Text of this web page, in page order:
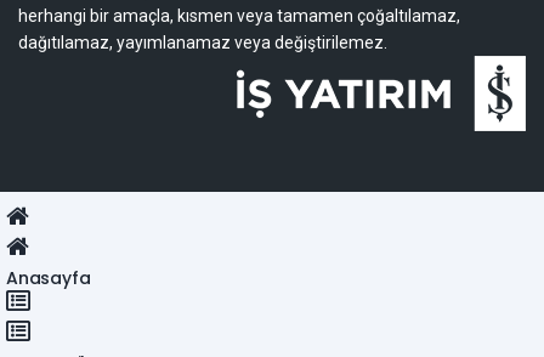
herhangi bir amaçla, kısmen veya tamamen çoğaltılamaz,
dağıtılamaz, yayımlanamaz veya değiştirilemez.
Anasayfa